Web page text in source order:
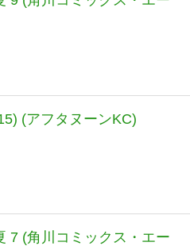
(アフタヌーンKC)
7 (角川コミックス・エー